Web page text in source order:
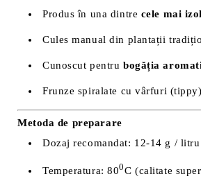
Produs în una dintre cele mai
Cules manual din plantații
Cunoscut pentru bogăția
Frunze spiralate cu vârfuri
Metoda de preparare
Dozaj recomandat: 12-14 g /
Temperatura: 800C (calitate